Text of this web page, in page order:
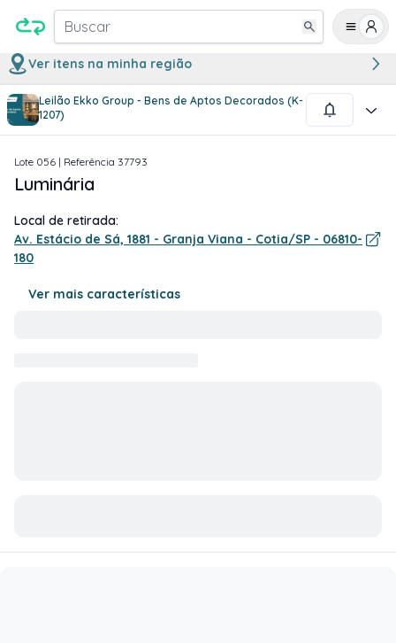
Buscar
Ver itens na minha região
Leilão Ekko Group - Bens de Aptos Decorados (K-
1207)
1/1
Lote 056 | Referência 37793
Luminária
Local de retirada:
Av. Estácio de Sá, 1881 - Granja Viana - Cotia/SP - 06810-
180
Ver mais características